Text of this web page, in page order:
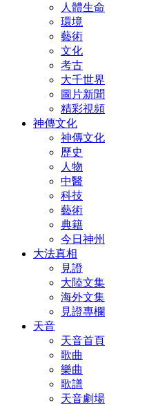
人體生命
環境
藝術
文化
考古
大千世界
圖片新聞
精彩視頻
神傳文化
神傳文化
歷史
人物
中醫
科技
藝術
典籍
今日神州
大法真相
見證
大陸文集
海外文集
見證專欄
天音
天音首頁
歌曲
樂曲
歌譜
天音劇場